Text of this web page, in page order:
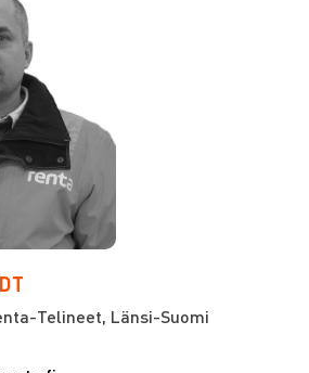
Telineet, Länsi-Suomi